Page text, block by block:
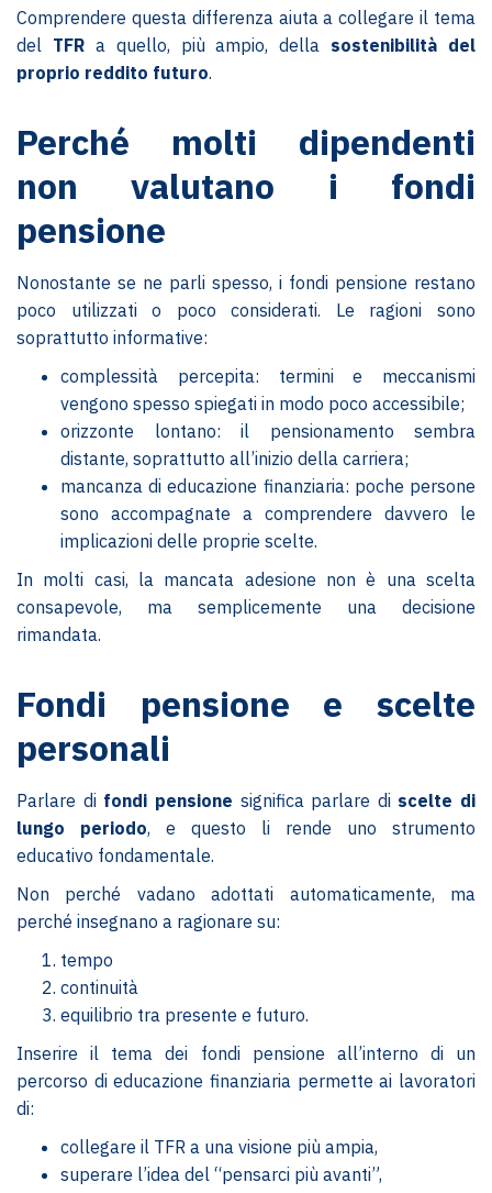
Comprendere questa differenza aiuta a collegare il tema
del TFRa quello, più ampio, della sostenibilità del
proprio reddito futuro.
Perché molti dipendenti
non valutano i fondi
pensione
Nonostante se ne parli spesso, i fondi pensione restano
poco utilizzati o poco considerati. Le ragioni sono
soprattutto informative:
complessità percepita: termini e meccanismi
vengono spesso spiegati in modo poco accessibile;
orizzonte lontano: il pensionamento sembra
distante, soprattutto all’inizio della carriera;
mancanza di educazione finanziaria: poche persone
sono accompagnate a comprendere davvero le
implicazioni delle proprie scelte.
In molti casi, la mancata adesione non è una scelta
consapevole, ma semplicemente una decisione
rimandata.
Fondi pensione e scelte
personali
Parlare di fondi pensione significa parlare di scelte di
lungo periodo, e questo li rende uno strumento
educativo fondamentale.
Non perché vadano adottati automaticamente, ma
perché insegnano a ragionare su:
tempo
continuità
equilibrio tra presente e futuro.
Inserire il tema dei fondi pensione all’interno di un
percorso di educazione finanziaria permette ai lavoratori
di:
collegare il TFR a una visione più ampia,
superare l’idea del “pensarci più avanti”,